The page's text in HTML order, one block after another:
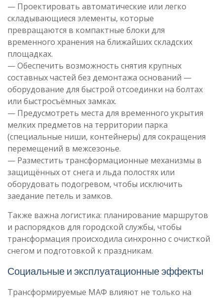
— Проектировать автоматические или легко
складывающиеся элементы, которые
превращаются в компактные блоки для
временного хранения на ближайших складских
площадках.
— Обеспечить возможность снятия крупных
составных частей без демонтажа оснований —
оборудование для быстрой отсоединки на болтах
или быстросъёмных замках.
— Предусмотреть места для временного укрытия
мелких предметов на территории парка
(специальные ниши, контейнеры) для сокращения
перемещений в межсезонье.
— Разместить трансформационные механизмы в
защищённых от снега и льда полостях или
оборудовать подогревом, чтобы исключить
заедание петель и замков.
Также важна логистика: планирование маршрутов
и распорядков для городской службы, чтобы
трансформация происходила синхронно с очисткой
снегом и подготовкой к праздникам.
Социальные и эксплуатационные эффекты
Трансформируемые МАФ влияют не только на